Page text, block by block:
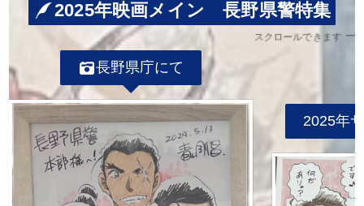
2025年映画メイン 長野県警特集
スクロールできます
長野県庁にて
2025年